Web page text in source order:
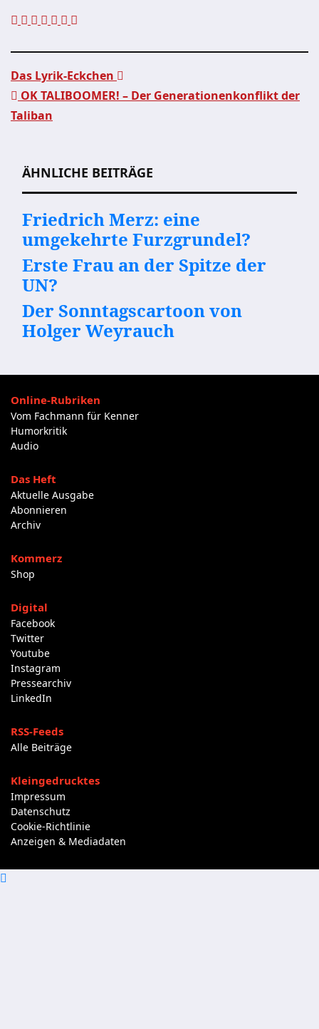
Beitragsnavigation
Das Lyrik-Eckchen
OK TALIBOOMER! – Der Generationenkonflikt der
Taliban
ÄHNLICHE BEITRÄGE
Friedrich Merz: eine
umgekehrte Furzgrundel?
Erste Frau an der Spitze der
UN?
Der Sonntagscartoon von
Holger Weyrauch
Online-Rubriken
Vom Fachmann für Kenner
Humorkritik
Audio
Das Heft
Aktuelle Ausgabe
Abonnieren
Archiv
Kommerz
Shop
Digital
Facebook
Twitter
Youtube
Instagram
Pressearchiv
LinkedIn
RSS-Feeds
Alle Beiträge
Kleingedrucktes
Impressum
Datenschutz
Cookie-Richtlinie
Anzeigen & Mediadaten